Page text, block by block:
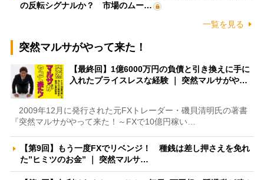
の反転シグナルか？ 市場のムー…
一覧を見る
突然マルサがやって来た！
【最終回】1億6000万円の負債と引き換えに手に
入れたプライスレスな経験 ｜ 突然マルサがや…
2009年12月に発行された元FXトレーダー・磯貝清明氏の著書
『突然マルサがやって来た！～FXで10億円稼い…
【第9回】もう一度FXでリベンジ！ 種銭は差し押さえを免れ
た”ヒミツのお金” ｜ 突然マルサ…